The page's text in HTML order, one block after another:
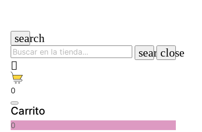
search
searchclose

0
Carrito
0